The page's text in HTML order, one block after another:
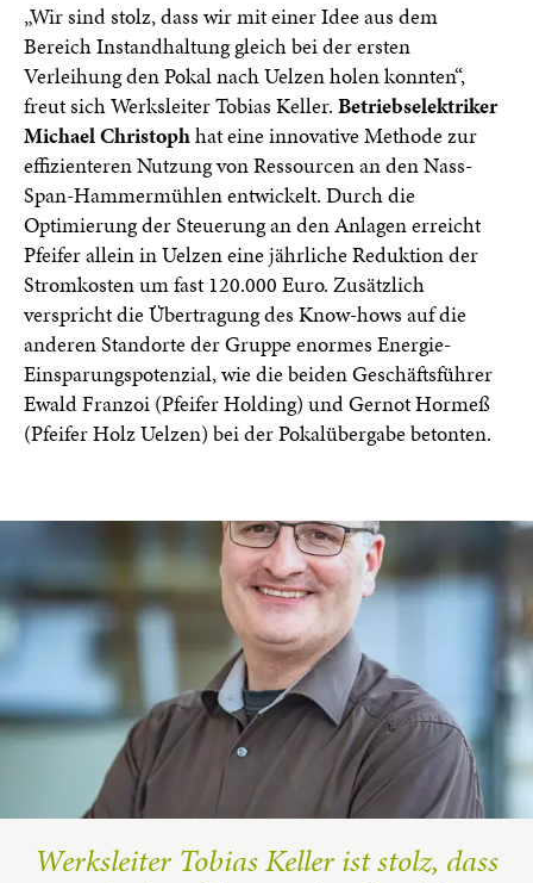
„Wir sind stolz, dass wir mit einer Idee aus dem
Bereich Instandhaltung gleich bei der ersten
Verleihung den Pokal nach Uelzen holen konnten“,
freut sich Werksleiter Tobias Keller.Betriebselektriker
Michael Christophhat eine innovative Methode zur
effizienteren Nutzung von Ressourcen an den Nass-
Span-Hammermühlen entwickelt. Durch die
Optimierung der Steuerung an den Anlagen erreicht
Pfeifer allein in Uelzen eine jährliche Reduktion der
Stromkosten um fast 120.000 Euro. Zusätzlich
verspricht die Übertragung des Know-hows auf die
anderen Standorte der Gruppe enormes Energie-
Einsparungspotenzial, wie die beiden Geschäftsführer
Ewald Franzoi (Pfeifer Holding) und Gernot Hormeß
(Pfeifer Holz Uelzen) bei der Pokalübergabe betonten.
Werksleiter Tobias Keller ist stolz, dass